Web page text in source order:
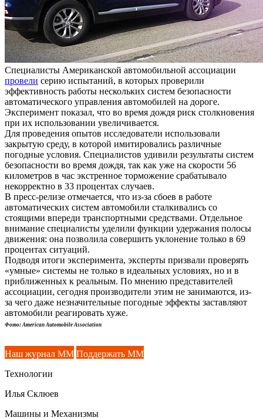
Специалисты Американской автомобильной ассоциации
провели серию испытаний, в которых проверили
эффективность работы нескольких систем безопасности
автоматического управления автомобилей на дороге.
Эксперимент показал, что во время дождя риск столкновения
при их использовании увеличивается.
Для проведения опытов исследователи использовали
закрытую среду, в которой имитировались различные
погодные условия. Специалистов удивили результаты систем
безопасности во время дождя, так как уже на скорости 56
километров в час экстренное торможение срабатывало
некорректно в 33 процентах случаев.
В пресс-релизе отмечается, что из-за сбоев в работе
автоматических систем автомобили сталкивались со
стоящими впереди транспортными средствами. Отдельное
внимание специалисты уделили функции удержания полосы
движения: она позволила совершить уклонение только в 69
процентах ситуаций.
Подводя итоги эксперимента, эксперты призвали проверять
«умные» системы не только в идеальных условиях, но и в
приближенных к реальным. По мнению представителей
ассоциации, сегодня производители этим не занимаются, из-
за чего даже незначительные погодные эффекты заставляют
автомобили реагировать хуже.
Фото: American Automobile Association
Наш журнал ММ Поддержать ММ
Технологии
Илья Склюев
Машины и Механизмы